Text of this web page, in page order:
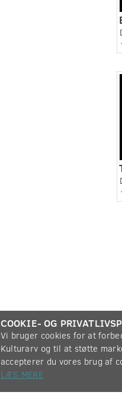
COOKIE- OG
Vi bruger cookies for at
Kulturarv og til at støtte
accepterer du vores brug af
LÆS MERE